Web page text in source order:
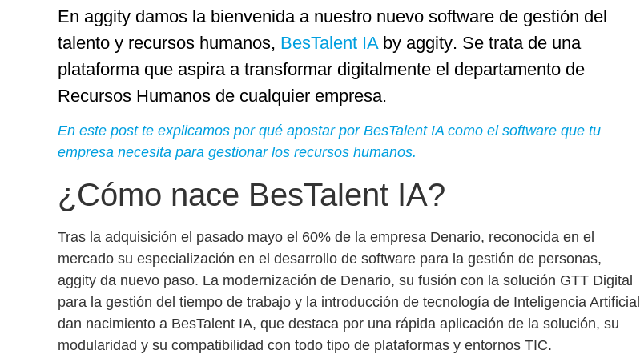
En aggity damos la bienvenida a nuestro nuevo software de gestión del
talento y recursos humanos, BesTalent IAby aggity. Se trata de una
plataforma que aspira a transformar digitalmente el departamento de
Recursos Humanos de cualquier empresa.
En este post te explicamos por qué apostar por BesTalent IA como el software que tu
empresa necesita para gestionar los recursos humanos.
¿Cómo nace BesTalent IA?
Tras la adquisición el pasado mayo el 60% de la empresa Denario, reconocida en el
mercado su especialización en el desarrollo de software para la gestión de personas,
aggity da nuevo paso. La modernización de Denario, su fusión con la solución GTT Digital
para la gestión del tiempo de trabajo y la introducción de tecnología de Inteligencia Artificial
dan nacimiento a BesTalent IA, que destaca por una rápida aplicación de la solución, su
modularidad y su compatibilidad con todo tipo de plataformas y entornos TIC.